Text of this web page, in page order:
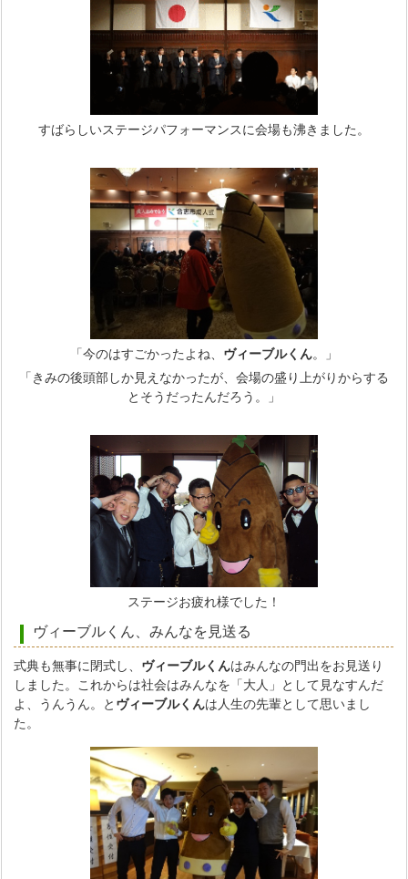
すばらしいステージパフォーマンスに会場も沸きました。
「今のはすごかったよね、 ヴィーブルくん。」
「きみの後頭部しか見えなかったが、会場の盛り上がりからする
とそうだったんだろう。」
ステージお疲れ様でした！
ヴィーブルくん、みんなを見送る
式典も無事に閉式し、 ヴィーブルくんはみんなの門出をお見送り
しました。これからは社会はみんなを「大人」として見なすんだ
よ、うんうん。と ヴィーブルくんは人生の先輩として思いまし
た。